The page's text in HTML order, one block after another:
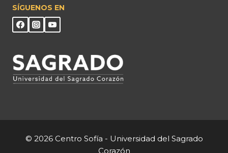
SÍGUENOS EN
© 2026 Centro Sofía - Universidad del Sagrado
Corazón